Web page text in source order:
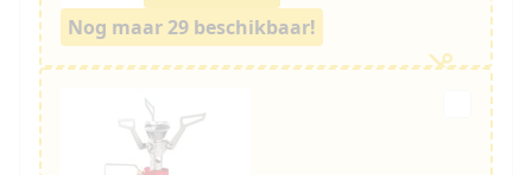
Nog maar 29 beschikbaar!